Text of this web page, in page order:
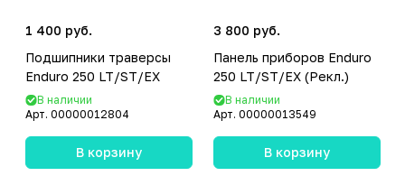
1 400 руб.
Подшипники траверсы
Enduro 250 LT/ST/EX
В наличии
Арт. 00000012804
В корзину
3 800 руб.
Панель приборов Enduro
250 LT/ST/EX (Рекл.)
В наличии
Арт. 00000013549
В корзину